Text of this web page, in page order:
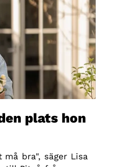
plats hon
bra", säger Lisa